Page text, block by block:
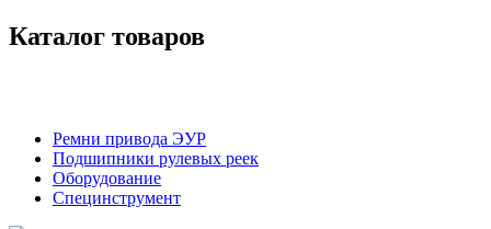
Каталог товаров
Ремни привода ЭУР
Подшипники рулевых реек
Оборудование
Специнструмент